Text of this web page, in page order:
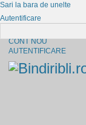
CONT NOU
AUTENTIFICARE
Sari la bara de unelte
Autentificare